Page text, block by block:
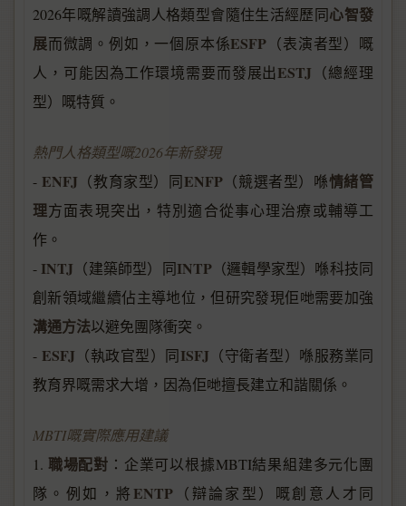
2026年嘅解讀強調人格類型會隨住生活經歷同心智發
展而微調。例如，一個原本係ESFP （表演者型）嘅
人，可能因為工作環境需要而發展出ESTJ （總經理
型）嘅特質。
熱門人格類型嘅2026年新發現
- ENFJ （教育家型）同ENFP（競選者型）喺情緒管
理方面表現突出，特別適合從事心理治療或輔導工
作。
- INTJ （建築師型）同INTP（邏輯學家型）喺科技同
創新領域繼續佔主導地位，但研究發現佢哋需要加強
溝通方法以避免團隊衝突。
- ESFJ （執政官型）同ISFJ （守衛者型）喺服務業同
教育界嘅需求大增，因為佢哋擅長建立和諧關係。
MBTI嘅實際應用建議
1. 職場配對 ：企業可以根據MBTI結果組建多元化團
隊。例如，將 ENTP（辯論家型）嘅創意人才同